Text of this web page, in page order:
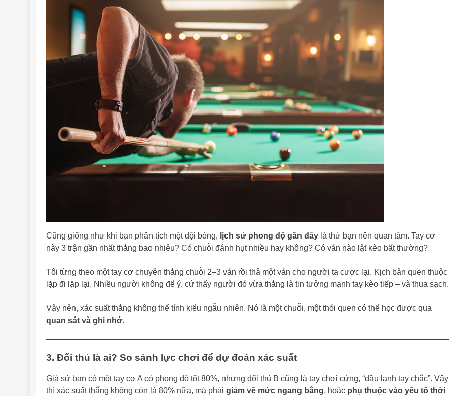
Cũng giống như khi bạn phân tích một đội bóng, lịch sử phong độ gần đây là thứ bạn nên quan tâm. Tay cơ
này 3 trận gần nhất thắng bao nhiêu? Có chuỗi đánh hụt nhiều hay không? Có ván nào lật kèo bất thường?
Tôi từng theo một tay cơ chuyên thắng chuỗi 2–3 ván rồi thả một ván cho người ta cược lại. Kịch bản quen thuộc
lặp đi lặp lại. Nhiều người không để ý, cứ thấy người đó vừa thắng là tin tưởng mạnh tay kèo tiếp – và thua sạch.
Vậy nên, xác suất thắng không thể tính kiểu ngẫu nhiên. Nó là một chuỗi, một thói quen có thể học được qua
quan sát và ghi nhớ.
3. Đối thủ là ai? So sánh lực chơi để dự đoán xác suất
Giả sử bạn có một tay cơ A có phong độ tốt 80%, nhưng đối thủ B cũng là tay chơi cứng, “đầu lạnh tay chắc”. Vậy
thì xác suất thắng không còn là 80% nữa, mà phải giảm về mức ngang bằng, hoặc phụ thuộc vào yếu tố thời